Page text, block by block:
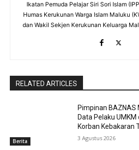
Ikatan Pemuda Pelajar Siri Sori Islam
Humas Kerukunan Warga Islam Maluku
dan Wakil Sekjen Kerukunan Keluarga
RELATED ARTICLES
Berita
Pimpinan BAZNAS
Data Pelaku
Korban Kebakaran
3 Agustus 2026